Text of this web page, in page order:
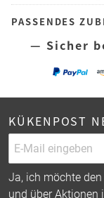
PASSENDES
— Sicher
KÜKENPOST
Ja, ich möchte
und über Aktionen